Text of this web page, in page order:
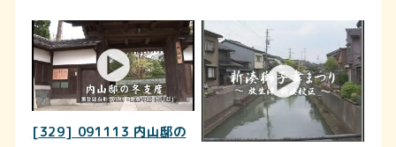
[329] 091113 内山邸の